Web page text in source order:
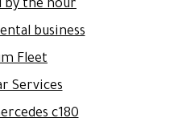
by the hour
business
Fleet
Services
c180